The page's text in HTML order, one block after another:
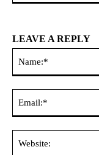
LEAVE A REPLY